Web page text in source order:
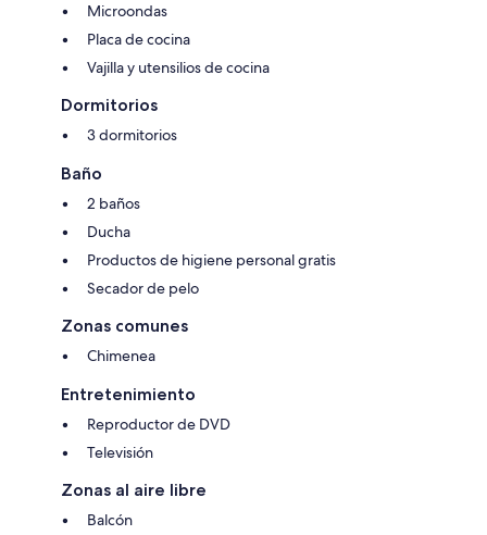
Microondas
Placa de cocina
Vajilla y utensilios de cocina
Dormitorios
3 dormitorios
Baño
2 baños
Ducha
Productos de higiene personal gratis
Secador de pelo
Zonas comunes
Chimenea
Entretenimiento
Reproductor de DVD
Televisión
Zonas al aire libre
Balcón